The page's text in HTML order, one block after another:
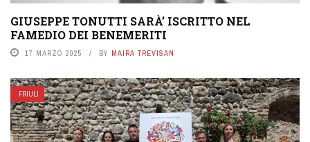
GIUSEPPE TONUTTI SARÀ’ ISCRITTO NEL
FAMEDIO DEI BENEMERITI
17 MARZO 2025 BY MAIRA TREVISAN
FRIULI